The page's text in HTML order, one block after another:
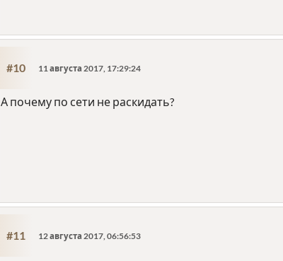
#10 11 августа 2017, 17:29:24
А почему по сети не раскидать?
#11 12 августа 2017, 06:56:53